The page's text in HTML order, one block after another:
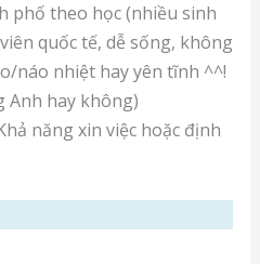
phố theo học (nhiều sinh
quốc tế, dễ sống, không
náo nhiệt hay yên tĩnh ^^!
Anh hay không)
năng xin việc hoặc định